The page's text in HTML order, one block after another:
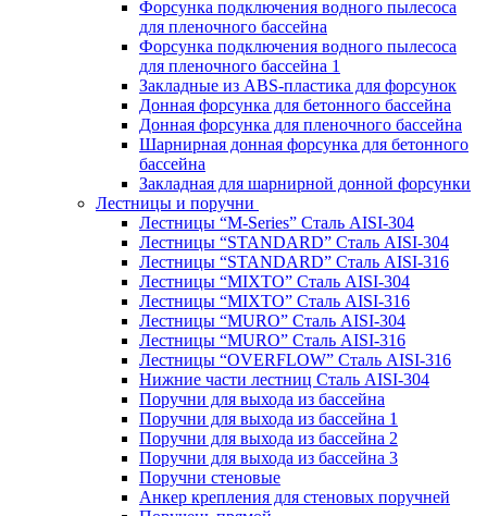
Форсунка подключения водного пылесоса
для пленочного бассейна
Форсунка подключения водного пылесоса
для пленочного бассейна 1
Закладные из ABS-пластика для форсунок
Донная форсунка для бетонного бассейна
Донная форсунка для пленочного бассейна
Шарнирная донная форсунка для бетонного
бассейна
Закладная для шарнирной донной форсунки
Лестницы и поручни
Лестницы “M-Series” Сталь AISI-304
Лестницы “STANDARD” Сталь AISI-304
Лестницы “STANDARD” Сталь AISI-316
Лестницы “MIXTO” Сталь AISI-304
Лестницы “MIXTO” Сталь AISI-316
Лестницы “MURO” Сталь AISI-304
Лестницы “MURO” Сталь AISI-316
Лестницы “OVERFLOW” Сталь AISI-316
Нижние части лестниц Сталь AISI-304
Поручни для выхода из бассейна
Поручни для выхода из бассейна 1
Поручни для выхода из бассейна 2
Поручни для выхода из бассейна 3
Поручни стеновые
Анкер крепления для стеновых поручней